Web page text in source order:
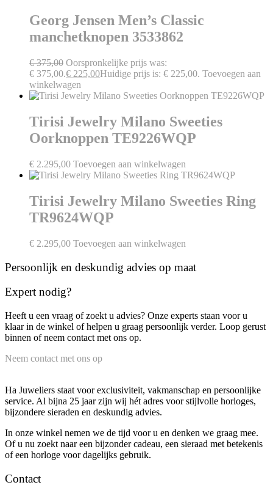
Georg Jensen Men’s Classic
manchetknopen 3533862
€375,00 Oorspronkelijke prijs was:
€ 375,00.€ 225,00Huidige prijs is: € 225,00. Toevoegen aan
winkelwagen
Tirisi Jewelry Milano Sweeties
Oorknoppen TE9226WQP
€ 2.295,00 Toevoegen aan winkelwagen
Tirisi Jewelry Milano Sweeties Ring
TR9624WQP
€ 2.295,00 Toevoegen aan winkelwagen
Persoonlijk en deskundig advies op maat
Expert nodig?
Heeft u een vraag of zoekt u advies? Onze experts staan voor u
klaar in de winkel of helpen u graag persoonlijk verder. Loop gerust
binnen of neem contact met ons op.
Neem contact met ons op
Ha Juweliers staat voor exclusiviteit, vakmanschap en persoonlijke
service. Al bijna 25 jaar zijn wij hét adres voor stijlvolle horloges,
bijzondere sieraden en deskundig advies.
In onze winkel nemen we de tijd voor u en denken we graag mee.
Of u nu zoekt naar een bijzonder cadeau, een sieraad met betekenis
of een horloge voor dagelijks gebruik.
Contact